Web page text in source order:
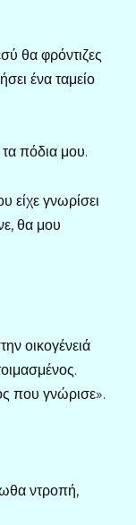
θα φρόντιζες
ένα ταμείο
πόδια μου.
είχε γνωρίσει
θα μου
οικογένειά
που γνώρισε».
ντροπή,